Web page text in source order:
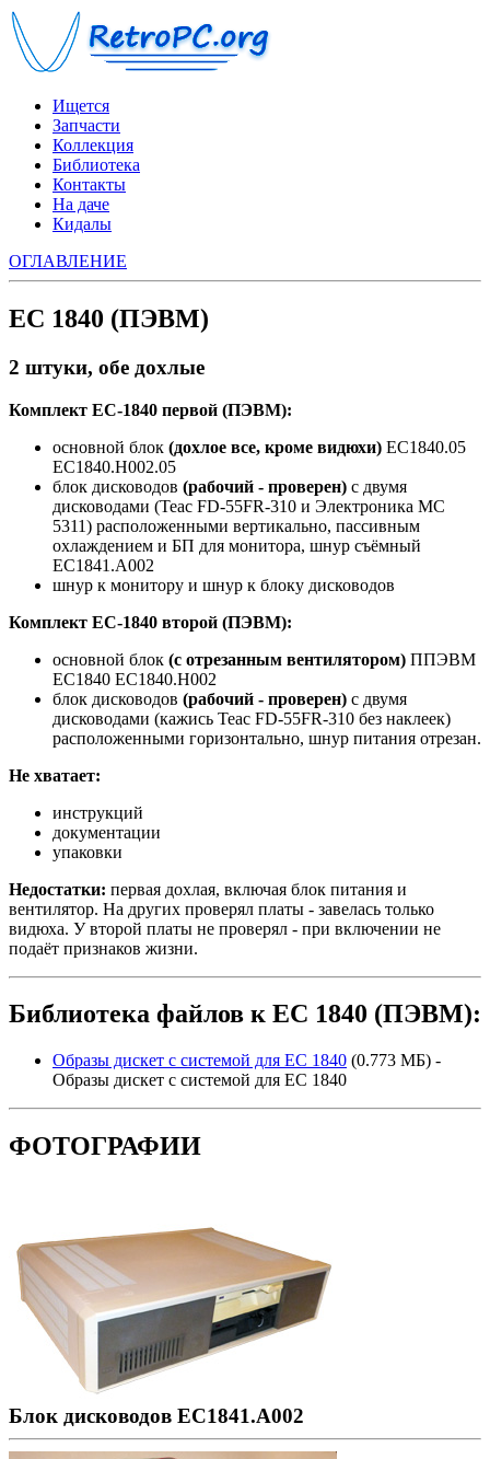
Ищется
Запчасти
Коллекция
Библиотека
Контакты
На даче
Кидалы
ОГЛАВЛЕНИЕ
ЕС 1840 (ПЭВМ)
2 штуки, обе дохлые
Комплект ЕС-1840 первой (ПЭВМ):
основной блок (дохлое все, кроме видюхи) ЕС1840.05
ЕС1840.Н002.05
блок дисководов (рабочий - проверен) c двумя
дисководами (Teac FD-55FR-310 и Электроника МС
5311) расположенными вертикально, пассивным
охлаждением и БП для монитора, шнур съёмный
ЕС1841.А002
шнур к монитору и шнур к блоку дисководов
Комплект ЕС-1840 второй (ПЭВМ):
основной блок (с отрезанным вентилятором) ППЭВМ
ЕС1840 ЕС1840.Н002
блок дисководов (рабочий - проверен) c двумя
дисководами (кажись Teac FD-55FR-310 без наклеек)
расположенными горизонтально, шнур питания отрезан.
Не хватает:
инструкций
документации
упаковки
Недостатки: первая дохлая, включая блок питания и
вентилятор. На других проверял платы - завелась только
видюха. У второй платы не проверял - при включении не
подаёт признаков жизни.
Библиотека файлов к ЕС 1840 (ПЭВМ):
Образы дискет с системой для ЕС 1840 (0.773 МБ) -
Образы дискет с системой для ЕС 1840
ФОТОГРАФИИ
Блок дисководов ЕС1841.А002